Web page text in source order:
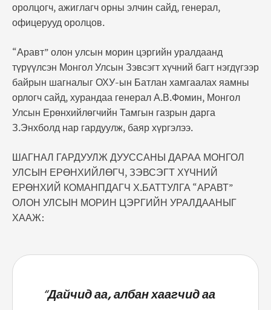
оролцогч, ажиглагч орны элчин сайд, генерал,
офицерууд оролцов.
“Аравт” олон улсын морин цэргийн уралдаанд
түрүүлсэн Монгол Улсын Зэвсэгт хүчний багт нэгдүгээр
байрын шагналыг ОХУ-ын Батлан хамгаалах яамны
орлогч сайд, хурандаа генерал А.В.Фомин, Монгол
Улсын Ерөнхийлөгчийн Тамгын газрын дарга
З.Энхболд нар гардуулж, баяр хүргэлээ.
ШАГНАЛ ГАРДУУЛЖ ДУУССАНЫ ДАРАА МОНГОЛ
УЛСЫН ЕРӨНХИЙЛӨГЧ, ЗЭВСЭГТ ХҮЧНИЙ
ЕРӨНХИЙ КОМАНПДАГЧ Х.БАТТУЛГА “АРАВТ”
ОЛОН УЛСЫН МОРИН ЦЭРГИЙН УРАЛДААНЫГ
ХААЖ:
“Дайчид аа, албан хаагчид аа